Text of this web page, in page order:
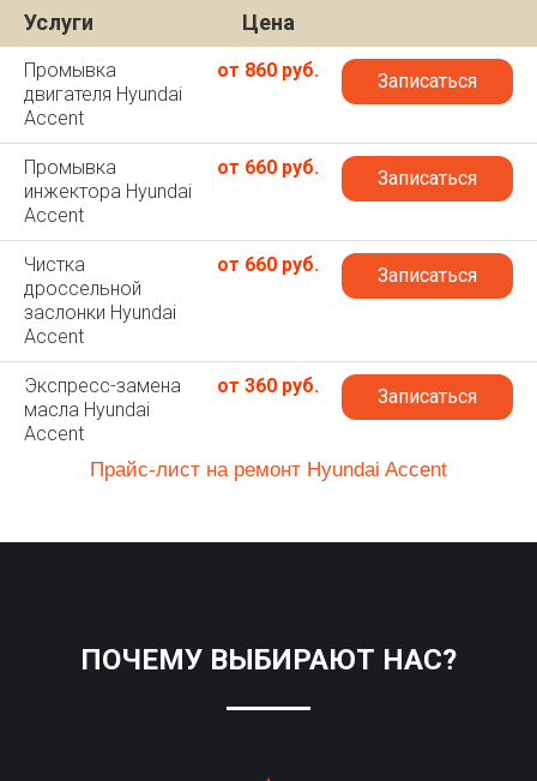
Услуги Цена
Промывка
двигателя Hyundai
Accent
от 860 руб. Записаться
Промывка
инжектора Hyundai
Accent
от 660 руб. Записаться
Чистка
дроссельной
заслонки Hyundai
Accent
от 660 руб. Записаться
Экспресс-замена
масла Hyundai
Accent
от 360 руб. Записаться
Прайс-лист на ремонт Hyundai Accent
ПОЧЕМУ ВЫБИРАЮТ НАС?